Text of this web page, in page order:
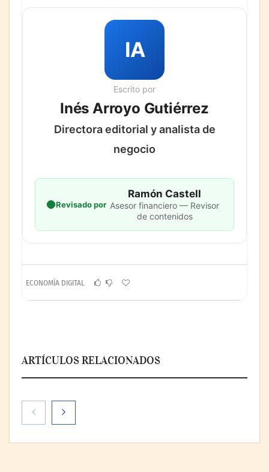
IA
Escrito por
Inés Arroyo Gutiérrez
Directora editorial y analista de
negocio
Revisado por
Ramón Castell
Asesor financiero — Revisor
de contenidos
ECONOMÍA DIGITAL
ARTÍCULOS RELACIONADOS